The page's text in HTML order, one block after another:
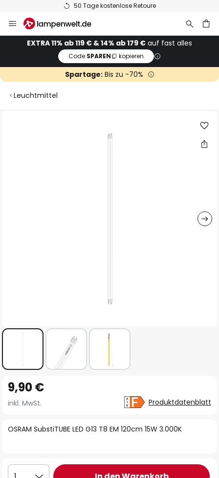
50 Tage kostenlose Retoure
Inhalt
springenEXTRA 11% ab 119 € & 14% ab 179 € auf fast alles
Code:SPAREN kopieren
Spartage:Bis zu -70%
Leuchtmittel
Anfang
der
springen
OSRAM SubstiTUBE LED G13 T8 EM 120cm 15W 3.000K
9,90 €
inkl. MwSt. Produktdatenblatt